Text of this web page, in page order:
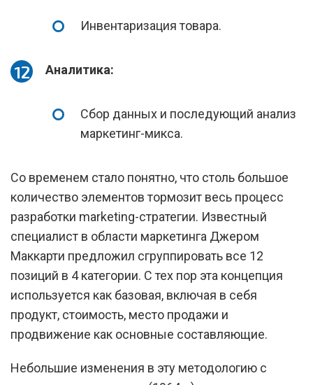
Инвентаризация товара.
Аналитика:
Сбор данных и последующий анализ
маркетинг-микса.
Со временем стало понятно, что столь большое
количество элементов тормозит весь процесс
разработки marketing-стратегии. Известный
специалист в области маркетинга Джером
Маккарти предложил сгруппировать все 12
позиций в 4 категории. С тех пор эта концепция
используется как базовая, включая в себя
продукт, стоимость, место продажи и
продвижение как основные составляющие.
Небольшие изменения в эту методологию с